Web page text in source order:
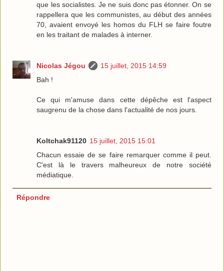
que les socialistes. Je ne suis donc pas étonner. On se
rappellera que les communistes, au début des années
70, avaient envoyé les homos du FLH se faire foutre
en les traitant de malades à interner.
Nicolas Jégou
15 juillet, 2015 14:59
Bah !
Ce qui m'amuse dans cette dépêche est l'aspect
saugrenu de la chose dans l'actualité de nos jours.
Koltchak91120 15 juillet, 2015 15:01
Chacun essaie de se faire remarquer comme il peut.
C'est là le travers malheureux de notre société
médiatique.
Répondre